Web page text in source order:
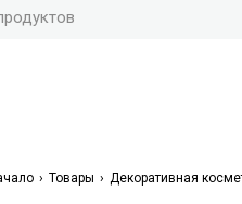
Товары Декоративная